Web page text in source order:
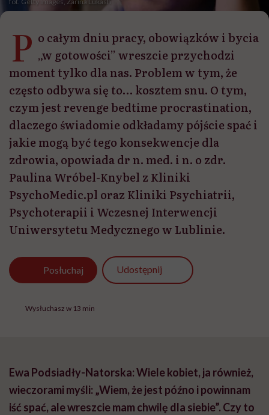
P o całym dniu pracy, obowiązków i bycia
„w gotowości” wreszcie przychodzi
moment tylko dla nas. Problem w tym, że
często odbywa się to… kosztem snu. O tym,
czym jest revenge bedtime procrastination,
dlaczego świadomie odkładamy pójście spać i
jakie mogą być tego konsekwencje dla
zdrowia, opowiada dr n. med. i n. o zdr.
Paulina Wróbel-Knybel z Kliniki
PsychoMedic.pl oraz Kliniki Psychiatrii,
Psychoterapii i Wczesnej Interwencji
Uniwersytetu Medycznego w Lublinie.
Posłuchaj Udostępnij
Wysłuchasz w 13 min
Ewa Podsiadły-Natorska: Wiele kobiet, ja również,
wieczorami myśli: „Wiem, że jest późno i powinnam
iść spać, ale wreszcie mam chwilę dla siebie”. Czy to